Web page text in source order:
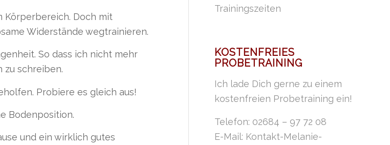
Körperbereich. Doch mit
Widerstände wegtrainieren.
So dass ich nicht mehr
zu schreiben.
Probiere es gleich aus!
Bodenposition.
und ein wirklich gutes
Trainingszeiten
KOSTENFREIES
PROBETRAINING
Ich lade Dich gerne zu einem
kostenfreien Probetraining ein!
Telefon: 02684 – 97 72 08
E-Mail: Kontakt-Melanie-